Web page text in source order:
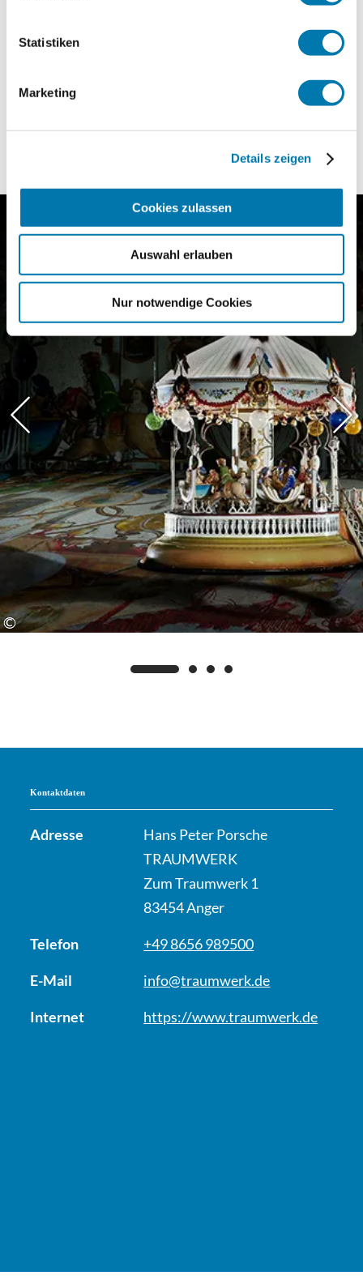
Statistiken
Marketing
Details zeigen
Cookies zulassen
Auswahl erlauben
Nur notwendige Cookies
Mit der Chiemgau Karte gibt es pro
©
Kontaktdaten
Adresse
Hans Peter Porsche
TRAUMWERK
Zum Traumwerk 1
83454 Anger
Telefon +49 8656 989500
E-Mail info@traumwerk.de
Internet https://www.traumwerk.de